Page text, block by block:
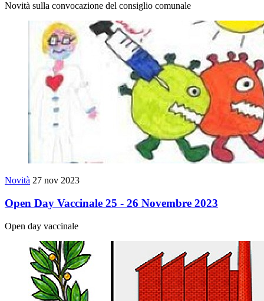
Novità sulla convocazione del consiglio comunale
Novità 27 nov 2023
Open Day Vaccinale 25 - 26 Novembre 2023
Open day vaccinale